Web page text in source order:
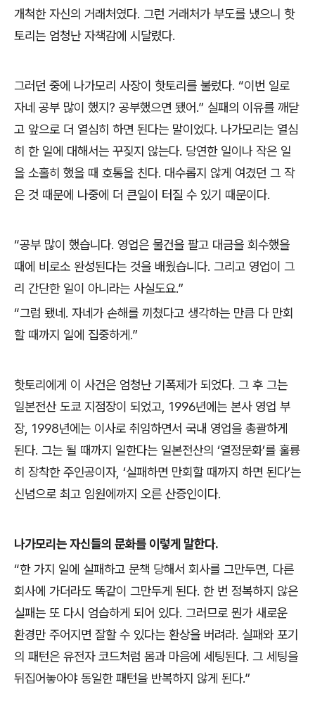
개척한 자신의 거래처였다. 그런 거래처가 부도를 냈으니 핫
토리는 엄청난 자책감에 시달렸다.
그러던 중에 나가모리 사장이 핫토리를 불렀다. “이번 일로
자네 공부 많이 했지? 공부했으면 됐어.” 실패의 이유를 깨닫
고 앞으로 더 열심히 하면 된다는 말이었다. 나가모리는 열심
히 한 일에 대해서는 꾸짖지 않는다. 당연한 일이나 작은 일
을 소홀히 했을 때 호통을 친다. 대수롭지 않게 여겼던 그 작
은 것 때문에 나중에 더 큰일이 터질 수 있기 때문이다.
“공부 많이 했습니다. 영업은 물건을 팔고 대금을 회수했을
때에 비로소 완성된다는 것을 배웠습니다. 그리고 영업이 그
리 간단한 일이 아니라는 사실도요.”
“그럼 됐네 . 자네가 손해를 끼쳤다고 생각하는 만큼 다 만회
할 때까지 일에 집중하게 .”
핫토리에게 이 사건은 엄청난 기폭제가 되었다. 그 후 그는
일본전산 도쿄 지점장이 되었고 , 1996년에는 본사 영업 부
장, 1998년에는 이사로 취임하면서 국내 영업을 총괄하게
된다. 그는 될 때까지 일한다는 일본전산의 ‘열정문화’를 훌륭
히 장착한 주인공이자, ‘실패하면 만회할 때까지 하면 된다’는
신념으로 최고 임원에까지 오른 산증인이다.
나가모리는 자신들의 문화를 이렇게 말한다.
“한 가지 일에 실패하고 문책 당해서 회사를 그만두면 다른
회사에 가더라도 똑같이 그만두게 된다. 한 번 정복하지 않은
실패는 또 다시 엄습하게 되어 있다. 그러므로 뭔가 새로운
환경만 주어지면 잘할 수 있다는 환상을 버려라. 실패와 포기
의 패턴은 유전자 코드처럼 몸과 마음에 세팅된다. 그 세팅을
뒤집어놓아야 동일한 패턴을 반복하지 않게 된다.”